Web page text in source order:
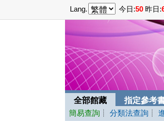
Lang. 今日:50 昨日:
全部館藏 指定參考
簡易查詢 ┊分類法查詢 ┊